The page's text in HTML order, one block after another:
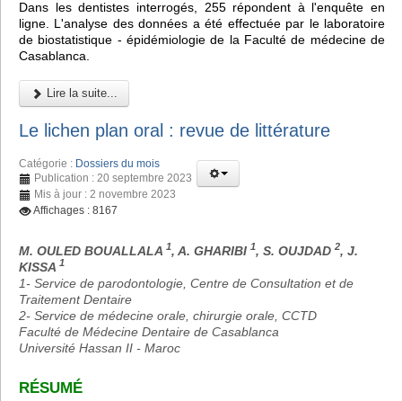
Dans les dentistes interrogés, 255 répondent à l'enquête en
ligne. L'analyse des données a été effectuée par le laboratoire
de biostatistique - épidémiologie de la Faculté de médecine de
Casablanca.
Lire la suite...
Le lichen plan oral : revue de littérature
Catégorie : Dossiers du mois
Publication : 20 septembre 2023
Mis à jour : 2 novembre 2023
Affichages : 8167
M. OULED BOUALLALA 1, A. GHARIBI 1, S. OUJDAD 2, J.
KISSA 1
1- Service de parodontologie, Centre de Consultation et de
Traitement Dentaire
2- Service de médecine orale, chirurgie orale, CCTD
Faculté de Médecine Dentaire de Casablanca
Université Hassan II - Maroc
RÉSUMÉ